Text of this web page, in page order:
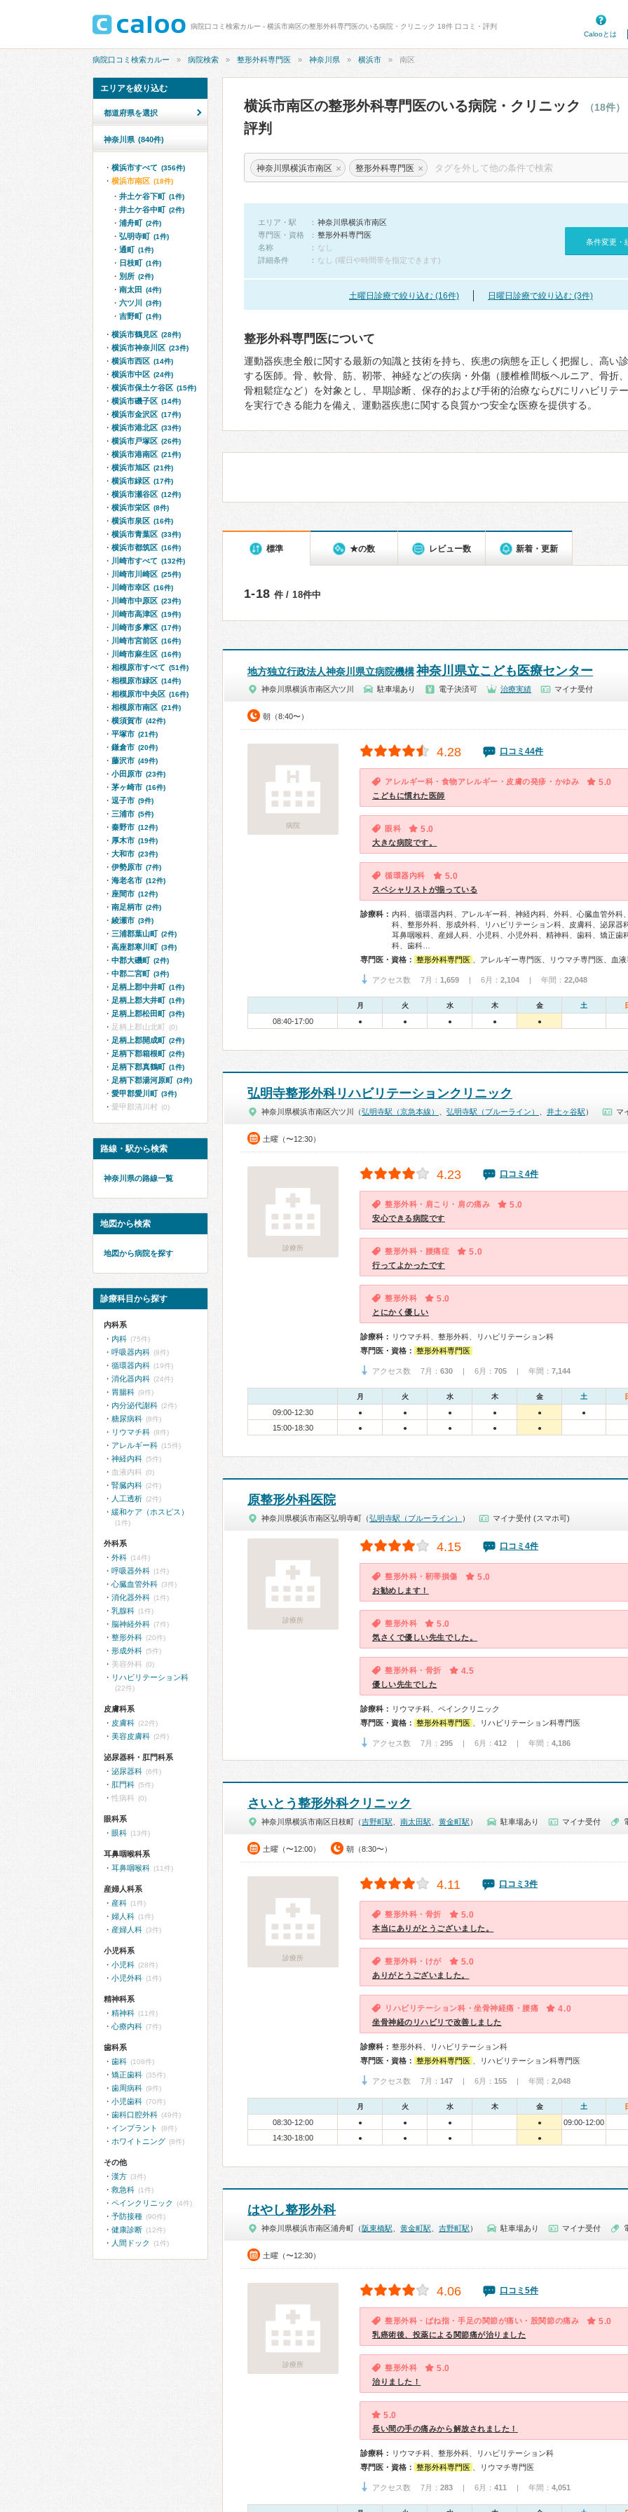
病院口コミ検索カルー - 横浜市南区の整形外科専門医のいる病院・クリニック 18件 口コミ・評判
Calooとは
病院口コミ検索カルー 病院検索 整形外科専門医 神奈川県 横浜市 南区
横浜市南区の整形外科専門医のいる病院・クリニック （18件）
評判
神奈川県横浜市南区 × 整形外科専門医 ×
エリア・駅
神奈川県横浜市南区
専門医・資格
整形外科専門医
名称
なし
詳細条件
なし (曜日や時間帯を指定できます)
条件変更・
土曜日診療で絞り込む (16件) 日曜日診療で絞り込む (3件)
整形外科専門医について
運動器疾患全般に関する最新の知識と技術を持ち、疾患の病態を正しく把握し、高い
する医師。骨、軟骨、筋、靭帯、神経などの疾病・外傷（腰椎椎間板ヘルニア、骨折
骨粗鬆症など）を対象とし、早期診断、保存的および手術的治療ならびにリハビリテ
を実行できる能力を備え、運動器疾患に関する良質かつ安全な医療を提供する。
標準 ★の数 レビュー数 新着・更新
1-18 件 / 18件中
地方独立行政法人神奈川県立病院機構神奈川県立こども医療センター
神奈川県横浜市南区六ツ川 駐車場あり 電子決済可 治療実績 マイナ受付
朝（8:40〜）
病院
4.28 口コミ44件
アレルギー科・食物アレルギー・皮膚の発疹・かゆみ 5.0
こどもに慣れた医師
眼科 5.0
大きな病院です。
循環器内科 5.0
スペシャリストが揃っている
診療科： 内科、循環器内科、アレルギー科、神経内科、外科、心臓血管外科
科、整形外科、形成外科、リハビリテーション科、皮膚科、泌尿器
耳鼻咽喉科、産婦人科、小児科、小児外科、精神科、歯科、矯正歯
科、歯科…
専門医・資格： 整形外科専門医 、アレルギー専門医、リウマチ専門医、血液専門医、外科専門医、内分泌代謝科専門医、循環器専門医、心臓血管外科専門医、泌尿器科専門医、腎臓専門医、脳神経外科専門医、てんかん専門医、リハビリテーション科専門医、形成外科専門医、皮膚科専門医、眼科専門医、気管食道科専門医、耳鼻咽喉科専門医、産婦人科専門医、周産期(新生児)専門医、小児科専門医、小児外科専門医、小児神経専門医、小児血液・がん専門医、一
アクセス数 7月： 1,659 | 6月： 2,104 | 年間： 22,048
月 火 水 木 金 土
08:40-17:00 ● ● ● ● ●
弘明寺整形外科リハビリテーションクリニック
神奈川県横浜市南区六ツ川（弘明寺駅（京急本線） 弘明寺駅（ブルーライン） 井土ヶ谷駅 ） マ
土曜（〜12:30）
診療所
4.23 口コミ4件
整形外科・肩こり・肩の痛み 5.0
安心できる病院です
整形外科・腰痛症 5.0
行ってよかったです
整形外科 5.0
とにかく優しい
診療科： リウマチ科、整形外科、リハビリテーション科
専門医・資格： 整形外科専門医
アクセス数 7月： 630 | 6月： 705 | 年間： 7,144
月 火 水 木 金 土
09:00-12:30 ● ● ● ● ● ●
15:00-18:30 ● ● ● ● ●
原整形外科医院
神奈川県横浜市南区弘明寺町（弘明寺駅（ブルーライン） ） マイナ受付 (スマホ可)
診療所
4.15 口コミ4件
整形外科・靭帯損傷 5.0
お勧めします！
整形外科 5.0
気さくで優しい先生でした。
整形外科・骨折 4.5
優しい先生でした
診療科： リウマチ科、ペインクリニック
専門医・資格： 整形外科専門医 、リハビリテーション科専門医
アクセス数 7月： 295 | 6月： 412 | 年間： 4,186
さいとう整形外科クリニック
神奈川県横浜市南区日枝町（吉野町駅 南太田駅 黄金町駅 ） 駐車場あり マイナ受付
土曜（〜12:00） 朝（8:30〜）
診療所
4.11 口コミ3件
整形外科・骨折 5.0
本当にありがとうございました。
整形外科・けが 5.0
ありがとうございました。
リハビリテーション科・坐骨神経痛・腰痛 4.0
坐骨神経のリハビリで改善しました
診療科： 整形外科、リハビリテーション科
専門医・資格： 整形外科専門医 、リハビリテーション科専門医
アクセス数 7月： 147 | 6月： 155 | 年間： 2,048
月 火 水 木 金 土
08:30-12:00 ● ● ● ●
09:00-12:00
14:30-18:00
● ● ● ●
はやし整形外科
神奈川県横浜市南区浦舟町（阪東橋駅 黄金町駅 吉野町駅 ） 駐車場あり マイナ受付
土曜（〜12:30）
診療所
4.06 口コミ5件
整形外科・ばね指・手足の関節が痛い・股関節の痛み 5.0
乳癌術後、投薬による関節痛が治りました
整形外科 5.0
治りました！
5.0
長い間の手の痛みから解放されました！
診療科： リウマチ科、整形外科、リハビリテーション科
専門医・資格： 整形外科専門医 、リウマチ専門医
アクセス数 7月： 283 | 6月： 411 | 年間： 4,051
エリアを絞り込む
都道府県を選択
神奈川県 (840件)
横浜市すべて (356件)
横浜市南区 (18件)
井土ケ谷下町 (1件)
井土ケ谷中町 (2件)
浦舟町 (2件)
弘明寺町 (1件)
通町 (1件)
日枝町 (1件)
別所 (2件)
南太田 (4件)
六ツ川 (3件)
吉野町 (1件)
横浜市鶴見区 (28件)
横浜市神奈川区 (23件)
横浜市西区 (14件)
横浜市中区 (24件)
横浜市保土ケ谷区 (15件)
横浜市磯子区 (14件)
横浜市金沢区 (17件)
横浜市港北区 (33件)
横浜市戸塚区 (26件)
横浜市港南区 (21件)
横浜市旭区 (21件)
横浜市緑区 (17件)
横浜市瀬谷区 (12件)
横浜市栄区 (8件)
横浜市泉区 (16件)
横浜市青葉区 (33件)
横浜市都筑区 (16件)
川崎市すべて (132件)
川崎市川崎区 (25件)
川崎市幸区 (16件)
川崎市中原区 (23件)
川崎市高津区 (19件)
川崎市多摩区 (17件)
川崎市宮前区 (16件)
川崎市麻生区 (16件)
相模原市すべて (51件)
相模原市緑区 (14件)
相模原市中央区 (16件)
相模原市南区 (21件)
横須賀市 (42件)
平塚市 (21件)
鎌倉市 (20件)
藤沢市 (49件)
小田原市 (23件)
茅ヶ崎市 (16件)
逗子市 (9件)
三浦市 (5件)
秦野市 (12件)
厚木市 (19件)
大和市 (23件)
伊勢原市 (7件)
海老名市 (12件)
座間市 (12件)
南足柄市 (2件)
綾瀬市 (3件)
三浦郡葉山町 (2件)
高座郡寒川町 (3件)
中郡大磯町 (2件)
中郡二宮町 (3件)
足柄上郡中井町 (1件)
足柄上郡大井町 (1件)
足柄上郡松田町 (3件)
足柄上郡山北町 (0)
足柄上郡開成町 (2件)
足柄下郡箱根町 (2件)
足柄下郡真鶴町 (1件)
足柄下郡湯河原町 (3件)
愛甲郡愛川町 (3件)
愛甲郡清川村 (0)
路線・駅から検索
神奈川県の路線一覧
地図から検索
地図から病院を探す
診療科目から探す
内科系
内科 (75件)
呼吸器内科 (8件)
循環器内科 (19件)
消化器内科 (24件)
胃腸科 (9件)
内分泌代謝科 (2件)
糖尿病科 (8件)
リウマチ科 (8件)
アレルギー科 (15件)
神経内科 (5件)
血液内科 (0)
腎臓内科 (2件)
人工透析 (2件)
緩和ケア（ホスピス）
(1件)
外科系
外科 (14件)
呼吸器外科 (1件)
心臓血管外科 (3件)
消化器外科 (1件)
乳腺科 (1件)
脳神経外科 (7件)
整形外科 (20件)
形成外科 (5件)
美容外科 (0)
リハビリテーション科
(22件)
皮膚科系
皮膚科 (22件)
美容皮膚科 (2件)
泌尿器科・肛門科系
泌尿器科 (6件)
肛門科 (5件)
性病科 (0)
眼科系
眼科 (13件)
耳鼻咽喉科系
耳鼻咽喉科 (11件)
産婦人科系
産科 (1件)
婦人科 (1件)
産婦人科 (3件)
小児科系
小児科 (28件)
小児外科 (1件)
精神科系
精神科 (11件)
心療内科 (7件)
歯科系
歯科 (108件)
矯正歯科 (35件)
歯周病科 (9件)
小児歯科 (70件)
歯科口腔外科 (49件)
インプラント (8件)
ホワイトニング (8件)
その他
漢方 (3件)
救急科 (1件)
ペインクリニック (4件)
予防接種 (90件)
健康診断 (12件)
人間ドック (1件)